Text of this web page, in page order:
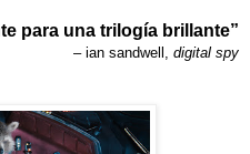
para una trilogía brillante”
– ian sandwell, digital spy